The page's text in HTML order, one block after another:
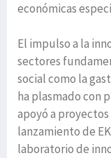
económicas
El impulso a la
sectores
social como la
ha plasmado con
apoyó a
lanzamiento de
laboratorio de